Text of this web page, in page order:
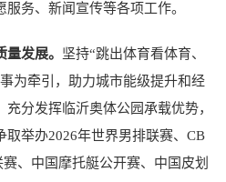
务、新闻宣传等各项工作。
量发展。 坚持“跳出体育看体育、
为牵引，助力城市能级提升和经
分发挥临沂奥体公园承载优势，
取举办2026年世界男排联赛、CB
、中国摩托艇公开赛、中国皮划